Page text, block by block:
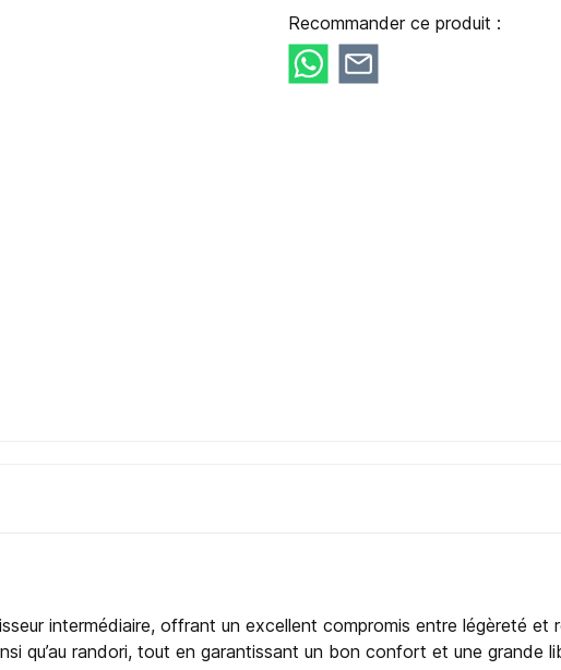
Recommander ce produit :
intermédiaire, offrant un excellent compromis entre légèreté et
qu’au randori, tout en garantissant un bon confort et une grande